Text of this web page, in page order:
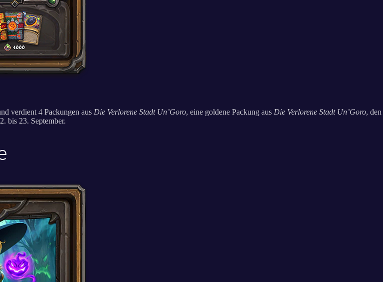
verdient 4 Packungen aus Die Verlorene Stadt Un’Goro, eine goldene Packung aus Die Verlorene Stadt Un’Goro, den
bis 23. September.